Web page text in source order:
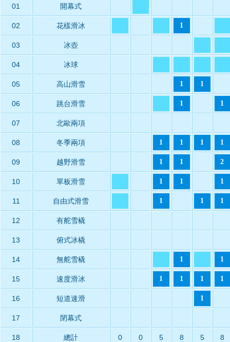
01 開幕式
02 花樣滑冰 1
03 冰壺
04 冰球
05 高山滑雪 1 1
06 跳台滑雪 1 1
07 北歐兩項
08 冬季兩項 1 1 1 1
09 越野滑雪 1 1 2
10 單板滑雪 1 1 1
11 自由式滑雪 1 1 1
12 有舵雪橇
13 俯式冰橇
14 無舵雪橇 1 1
15 速度滑冰 1 1 1 1
16 短道速滑 1
17 閉幕式
18 總計 0 0 5 8 5 8